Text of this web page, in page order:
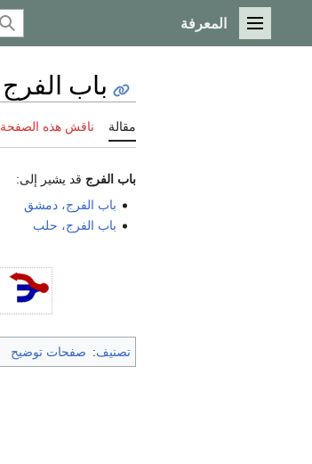
القائمة الرئيسية
المعرفة
باب الفرج
مقالة ناقش هذه الصفحة
باب الفرج قد يشير إلى:
باب الفرج، دمشق
باب الفرج، حلب
تصنيف: صفحات توضيح